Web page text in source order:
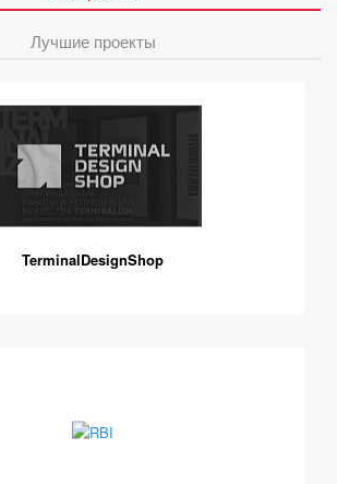
Лучшие проекты
TerminalDesignShop